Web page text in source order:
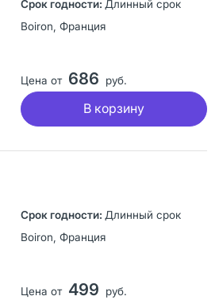
Длинный срок
Boiron, Франция
Цена от 686 руб.
В корзину
Длинный срок
Boiron, Франция
Цена от 499 руб.